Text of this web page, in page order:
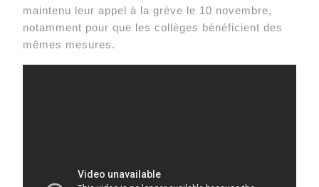
maintenu leur appel à la grève le 10 novembre,
notamment pour que les collèges bénéficient des
mêmes mesures.